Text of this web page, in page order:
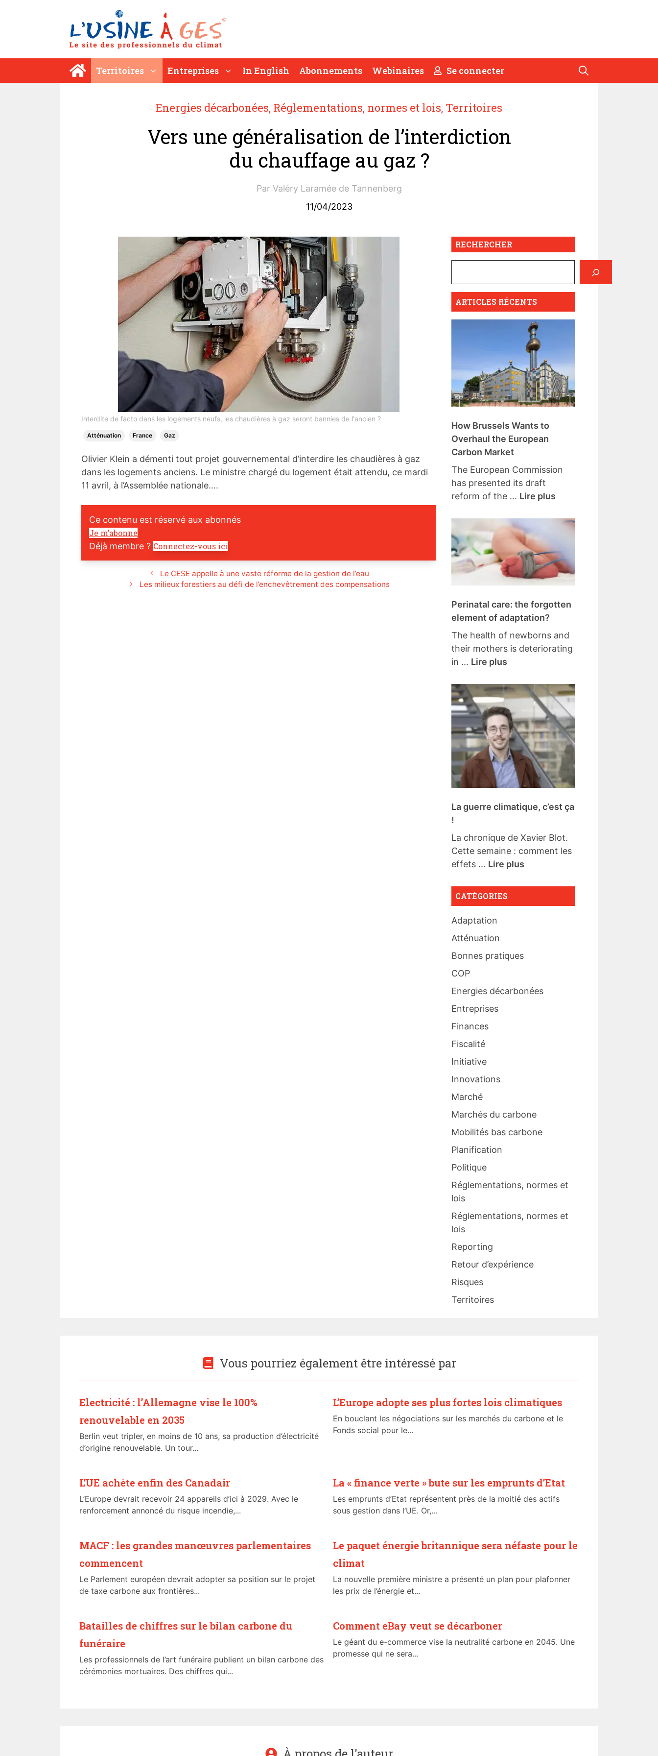
Territoires Entreprises In English Abonnements Webinaires Se connecter
Energies décarbonées, Réglementations, normes et lois, Territoires
Vers une généralisation de l’interdiction
du chauffage au gaz ?
Par Valéry Laramée de Tannenberg
11/04/2023
Interdite de facto dans les logements neufs, les chaudières à gaz seront bannies de l'ancien ?
Atténuation France Gaz
Olivier Klein a démenti tout projet gouvernemental d’interdire les chaudières à gaz
dans les logements anciens. Le ministre chargé du logement était attendu, ce mardi
11 avril, à l’Assemblée nationale….
Ce contenu est réservé aux abonnés
Je m’abonne
Déjà membre ? Connectez-vous ici
Le CESE appelle à une vaste réforme de la gestion de l’eau
Les milieux forestiers au défi de l’enchevêtrement des compensations
RECHERCHER
ARTICLES RÉCENTS
How Brussels Wants to
Overhaul the European
Carbon Market
The European Commission
has presented its draft
reform of the ... Lire plus
Perinatal care: the forgotten
element of adaptation?
The health of newborns and
their mothers is deteriorating
in ... Lire plus
La guerre climatique, c’est ça
!
La chronique de Xavier Blot.
Cette semaine : comment les
effets ... Lire plus
CATÉGORIES
Adaptation
Atténuation
Bonnes pratiques
COP
Energies décarbonées
Entreprises
Finances
Fiscalité
Initiative
Innovations
Marché
Marchés du carbone
Mobilités bas carbone
Planification
Politique
Réglementations, normes et
lois
Réglementations, normes et
lois
Reporting
Retour d’expérience
Risques
Territoires
Vous pourriez également être intéressé par
Electricité : l’Allemagne vise le 100%
renouvelable en 2035
Berlin veut tripler, en moins de 10 ans, sa production d’électricité
d’origine renouvelable. Un tour...
L’Europe adopte ses plus fortes lois climatiques
En bouclant les négociations sur les marchés du carbone et le
Fonds social pour le...
L’UE achète enfin des Canadair
L’Europe devrait recevoir 24 appareils d’ici à 2029. Avec le
renforcement annoncé du risque incendie,...
La « finance verte » bute sur les emprunts d’Etat
Les emprunts d’Etat représentent près de la moitié des actifs
sous gestion dans l’UE. Or,...
MACF : les grandes manœuvres parlementaires
commencent
Le Parlement européen devrait adopter sa position sur le projet
de taxe carbone aux frontières...
Le paquet énergie britannique sera néfaste pour le
climat
La nouvelle première ministre a présenté un plan pour plafonner
les prix de l’énergie et...
Batailles de chiffres sur le bilan carbone du
funéraire
Les professionnels de l’art funéraire publient un bilan carbone des
cérémonies mortuaires. Des chiffres qui...
Comment eBay veut se décarboner
Le géant du e-commerce vise la neutralité carbone en 2045. Une
promesse qui ne sera...